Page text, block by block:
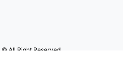
© All Right Reserved.